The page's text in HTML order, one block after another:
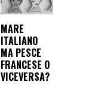
MARE
ITALIANO
MA PESCE
FRANCESE O
VICEVERSA?